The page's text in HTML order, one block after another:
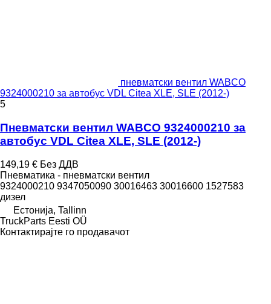
пневматски вентил WABCO
9324000210 за автобус VDL Citea XLE, SLE (2012-)
5
Пневматски вентил WABCO 9324000210 за
автобус VDL Citea XLE, SLE (2012-)
149,19 € Без ДДВ
Пневматика - пневматски вентил
9324000210 9347050090 30016463 30016600 1527583
дизел
Естонија, Tallinn
TruckParts Eesti OÜ
Контактирајте го продавачот